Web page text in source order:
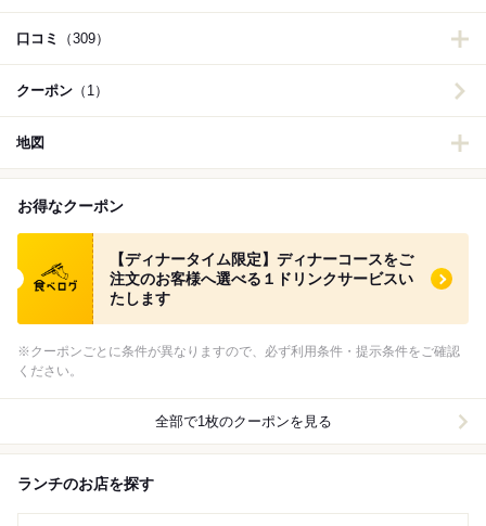
口コミ （309）
クーポン （1）
地図
お得なクーポン
食べログ クーポン
【ディナータイム限定】ディナーコースをご
注文のお客様へ選べる１ドリンクサービスい
たします
※クーポンごとに条件が異なりますので、必ず利用条件・提示条件をご確認
ください。
全部で1枚のクーポンを見る
ランチのお店を探す